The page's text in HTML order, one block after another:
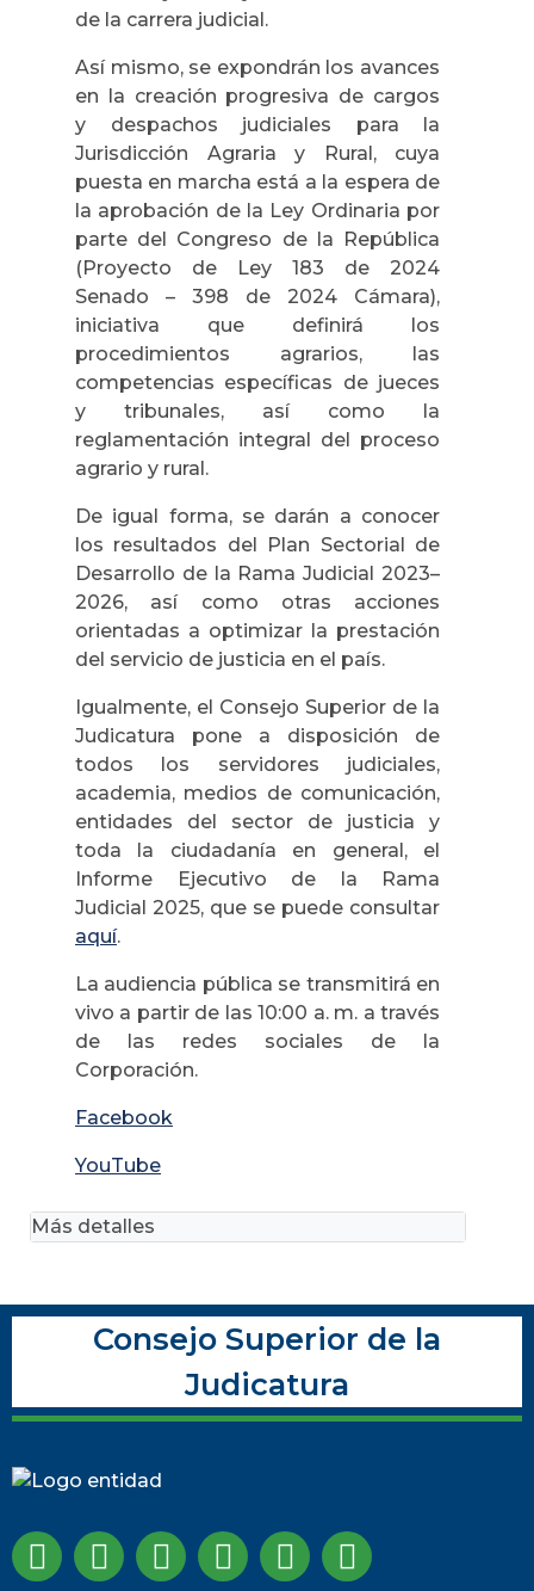
de la carrera judicial.
Así mismo, se expondrán los avances
en la creación progresiva de cargos
y despachos judiciales para la
Jurisdicción Agraria y Rural, cuya
puesta en marcha está a la espera de
la aprobación de la Ley Ordinaria por
parte del Congreso de la República
(Proyecto de Ley 183 de 2024
Senado – 398 de 2024 Cámara),
iniciativa que definirá los
procedimientos agrarios, las
competencias específicas de jueces
y tribunales, así como la
reglamentación integral del proceso
agrario y rural.
De igual forma, se darán a conocer
los resultados del Plan Sectorial de
Desarrollo de la Rama Judicial 2023–
2026, así como otras acciones
orientadas a optimizar la prestación
del servicio de justicia en el país.
Igualmente, el Consejo Superior de la
Judicatura pone a disposición de
todos los servidores judiciales,
academia, medios de comunicación,
entidades del sector de justicia y
toda la ciudadanía en general, el
Informe Ejecutivo de la Rama
Judicial 2025, que se puede consultar
aquí.
La audiencia pública se transmitirá en
vivo a partir de las 10:00 a. m. a través
de las redes sociales de la
Corporación.
Facebook
YouTube
Más detalles
Consejo Superior de la
Judicatura